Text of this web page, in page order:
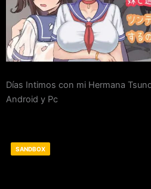
Días Intimos con mi Hermana
Android y Pc
SANDBOX